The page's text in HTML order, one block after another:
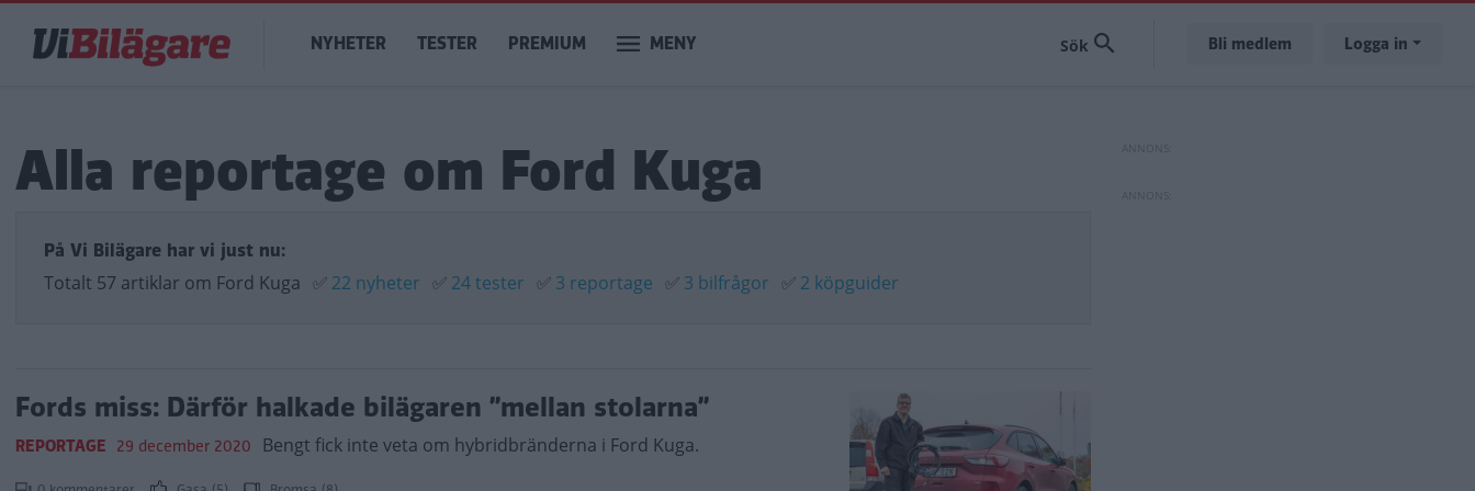
huvudinnehåll
Main
navigation
NYHETER TESTER PREMIUM MENY Bli medlem Logga in
Alla reportage om Ford Kuga
På Vi Bilägare har vi just nu:
Totalt 57 artiklar om Ford Kuga ✅ 22 nyheter ✅ 24 tester ✅ 3 reportage ✅ 3 bilfrågor ✅ 2 köpguider
Fords miss: Därför halkade bilägaren ”mellan stolarna”
REPORTAGE 29 december 2020 Bengt fick inte veta om hybridbränderna i Ford Kuga.